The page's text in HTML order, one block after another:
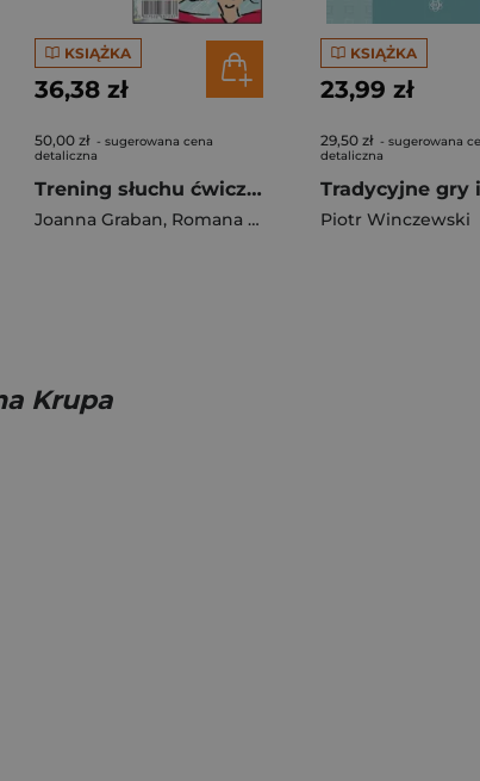
KSIĄŻKA
36,38 zł
50,00 zł - sugerowana cena
detaliczna
Trening słuchu ćwiczenia rozwijające percepcję słuchową u dzieci +CD
Joanna Graban, Romana Sprawka
KSIĄŻKA
23,99 zł
29,50 zł - sugerowana
detaliczna
Piotr Winczewski
Krupa